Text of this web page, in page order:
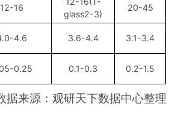
12-16
glass2-3)
20-45
4.6 3.6-4.4 3.1-3.4
0.25 0.1-0.3 0.2-1.5
据来源：观研天下数据中心整理